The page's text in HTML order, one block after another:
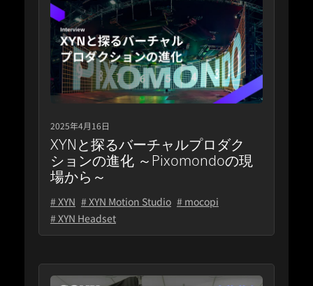
2025年4月16日
XYNと探るバーチャルプロダク
ションの進化 ～Pixomondoの現
場から～
# XYN # XYN Motion Studio # mocopi
# XYN Headset